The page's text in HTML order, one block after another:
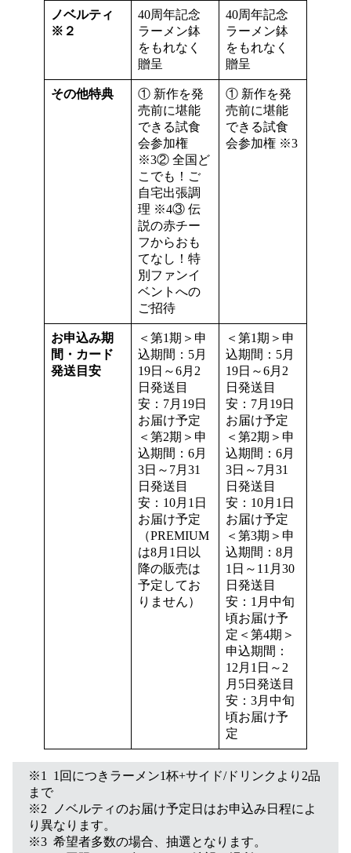
ノベルティ
※２
40周年記念
ラーメン鉢
をもれなく
贈呈
40周年記念
ラーメン鉢
をもれなく
贈呈
その他特典
① 新作を発
売前に堪能
できる試食
会参加権
※3② 全国ど
こでも！ご
自宅出張調
理 ※4③ 伝
説の赤チー
フからおも
てなし！特
別ファンイ
ベントへの
ご招待
① 新作を発
売前に堪能
できる試食
会参加権 ※3
お申込み期
間・ カード
発送目安
＜第1期＞申
込期間：5月
19日～6月2
日発送目
安：7月19日
お届け予定
＜第2期＞申
込期間：6月
3日～7月31
日発送目
安：10月1日
お届け予定
（PREMIUM
は8月1日以
降の販売は
予定してお
りません）
＜第1期＞申
込期間：5月
19日～6月2
日発送目
安：7月19日
お届け予定
＜第2期＞申
込期間：6月
3日～7月31
日発送目
安：10月1日
お届け予定
＜第3期＞申
込期間：8月
1日～11月30
日発送目
安：1月中旬
頃お届け予
定＜第4期＞
申込期間：
12月1日～2
月5日発送目
安：3月中旬
頃お届け予
定
※1 1回につきラーメン1杯+サイド/ドリンクより2品
まで
※2 ノベルティのお届け予定日はお申込み日程によ
り異なります。
※3 希望者多数の場合、抽選となります。